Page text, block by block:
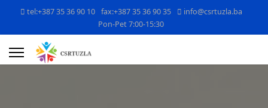
tel:+387 35 36 90 10 fax:+387 35 36 90 35
info@csrtuzla.ba
Pon-Pet 7:00-15:30